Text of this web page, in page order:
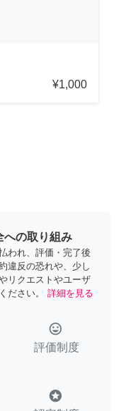
¥1,000
への取り組み
われ、評価・完了後
違反の恐れや、少し
リクエストやユーザ
ださい。
詳細を見る
tag_faces
評価制度
stars